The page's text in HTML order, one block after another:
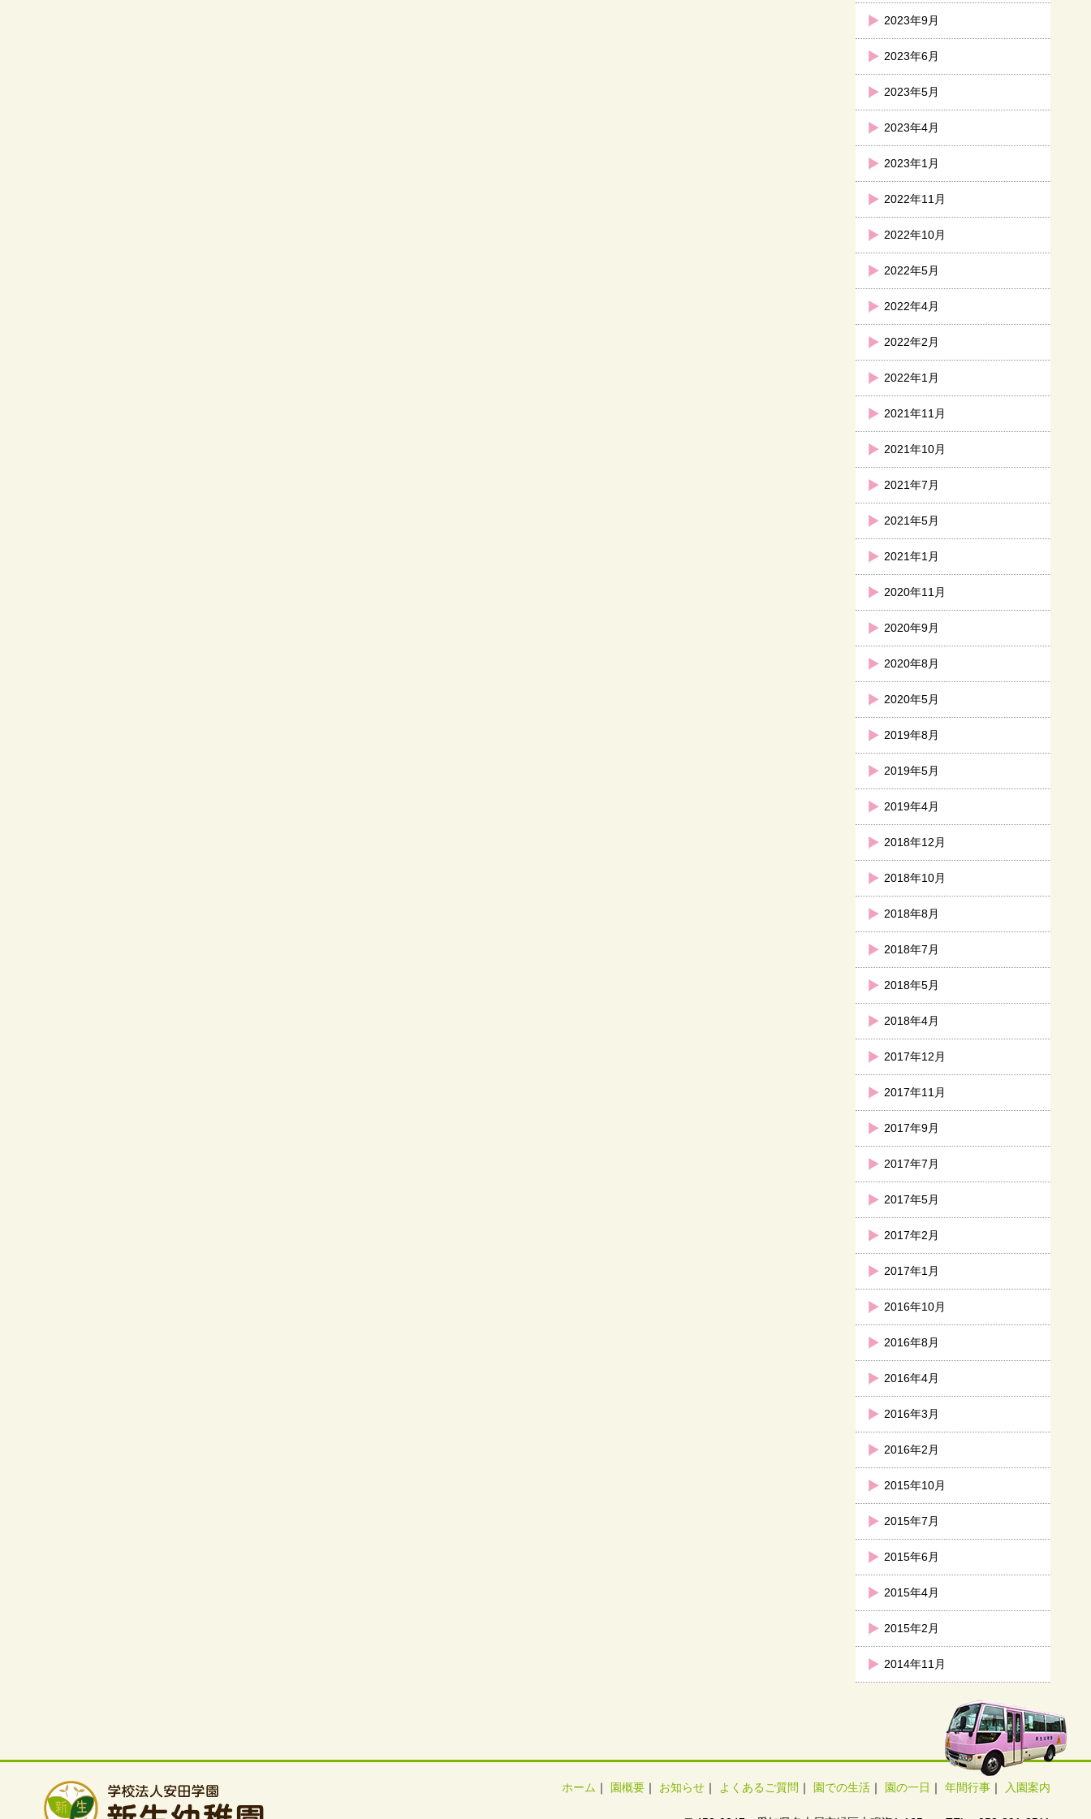
2023年9月
2023年6月
2023年5月
2023年4月
2023年1月
2022年11月
2022年10月
2022年5月
2022年4月
2022年2月
2022年1月
2021年11月
2021年10月
2021年7月
2021年5月
2021年1月
2020年11月
2020年9月
2020年8月
2020年5月
2019年8月
2019年5月
2019年4月
2018年12月
2018年10月
2018年8月
2018年7月
2018年5月
2018年4月
2017年12月
2017年11月
2017年9月
2017年7月
2017年5月
2017年2月
2017年1月
2016年10月
2016年8月
2016年4月
2016年3月
2016年2月
2015年10月
2015年7月
2015年6月
2015年4月
2015年2月
2014年11月
ホーム ｜ 園概要 ｜ お知らせ ｜ よくあるご質問 ｜ 園での生活 ｜ 園の一日 ｜ 年間行事 ｜ 入園案内